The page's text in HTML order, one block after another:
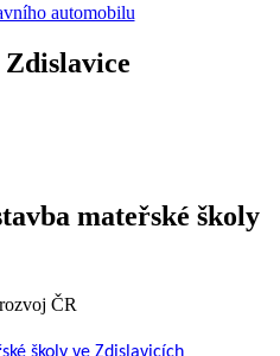
automobilu
mateřské školy
školy ve Zdislavicích